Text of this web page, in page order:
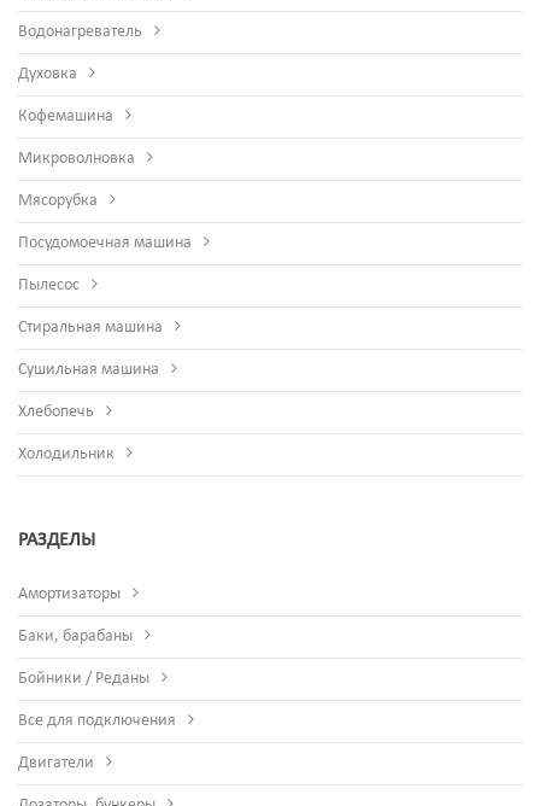
Водонагреватель
Духовка
Кофемашина
Микроволновка
Мясорубка
Посудомоечная машина
Пылесос
Стиральная машина
Сушильная машина
Хлебопечь
Холодильник
РАЗДЕЛЫ
Амортизаторы
Баки, барабаны
Бойники / Реданы
Все для подключения
Двигатели